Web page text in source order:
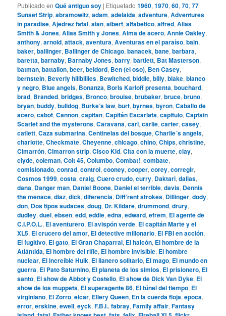
Publicado en Qué antiguo soy | Etiquetado 1960,1970,60,70,77
Sunset Strip,abramowitz,adam,adelaida,adventure,Adventures
in paradise,Ajedrez fatal,alan,albert,alfabetico,alfred,Alias
Smith & Jones,Alias Smith y Jones,Alma de acero,Annie Oakley,
anthony,arnold,attack,aventura,Aventuras en el paraíso,bain,
baker,ballinger, Ballinger de Chicago,banacek,bane,barbara,
baretta,barnaby, Barnaby Jones,barry,bartlett, Bat Masterson,
batman,battalion,beer,beldord, Ben (el oso), Ben Casey,
bernstein, Beverly hillbillies, Bewitched,biddle,billy,blake,blanco
y negro, Blue angels, Bonanza, Boris Karloff presenta,bouchard,
brad, Branded,bridges, Bronco,brouise,brubaker,bruce,bruno,
bryan,buddy,bulldog, Burke’s law,burt,byrnes,byron,Caballo de
acero,cabot,Cannon,capitan,Capitán Escarlata,capitulo,Captain
Scarlet and the mysterons,Caravana,carl,carlie,carter,casey,
catlett,Caza submarina,Centinelas del bosque,Charlie´s angels,
charlotte,Checkmate,Cheyenne,chicago,chino,Chips,christine,
Cimarrón,Cimarron strip,Cisco Kid,Cita con la muerte,clay,
clyde,coleman,Colt 45,Columbo,Combat!,combate,
comisionado,conrad,control,cooney,cooper,corey,corregir,
Cosmos 1999,costa,craig,Cuero crudo,curry, Daktari,dallas,
dana, Danger man, Daniel Boone, Daniel el terrible,davis, Dennis
the menace,diaz,dick,diferencia, Diff’rent strokes, Dillinger,dody,
don, Dos tipos audaces,doug, Dr. Kildare,drummond,drury,
dudley,duel,ebsen,edd,eddie,edna,edward,efrem, El agente de
C.I.P.O.L., El aventurero, El avispón verde, El capitán Marte y el
XL5, El crucero del amor, El detective millonario, El FBI en acción,
El fugitivo, El gato, El Gran Chaparral, El halcón, El hombre de la
Atlántida, El hombre del rifle, El hombre invisible, El hombre
nuclear, El increíble Hulk, El llanero solitario, El mago, El mundo en
guerra, El Pato Saturnino, El planeta de los simios, El prisionero, El
santo, El show de Abbot y Costello, El show de Dick Van Dyke, El
show de los muppets, El superagente 86, El túnel del tiempo, El
virginiano, El Zorro,elcar, Ellery Queen, En la cuerda floja,epoca,
error,erskine,ewell,eyck,F.B.I.,fabray,Family affair,Fantasy